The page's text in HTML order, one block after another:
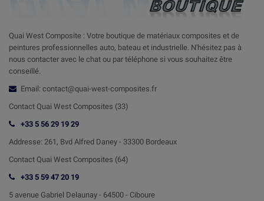
Quai West Composite : Votre boutique de matériaux composites et de
peintures professionnelles auto, bateau et industrielle. N'hésitez pas à
nous contacter avec le chat ou par téléphone si vous souhaitez être
conseillé.
Email: contact@quai-west-composites.fr
Contact Quai West Composites (33)
+33 5 56 29 19 29
Addresse: 261, Bvd Alfred Daney - 33300 Bordeaux
Contact Quai West Composites (64)
+33 5 59 47 20 19
5 avenue Gabriel Delaunay - 64500 - Ciboure